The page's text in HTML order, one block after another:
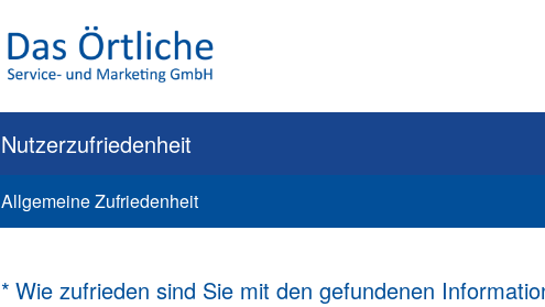
Nutzerzufriedenheit
Allgemeine Zufriedenheit
* Wie zufrieden sind Sie mit den gefundenen
(Erforderlich.)